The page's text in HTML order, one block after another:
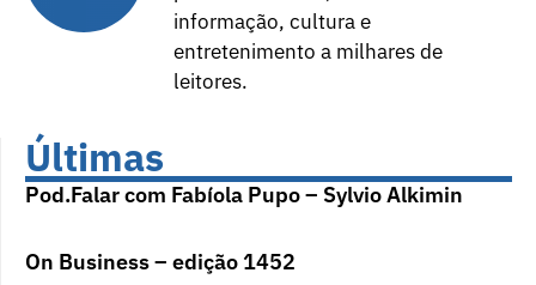
informação, cultura e
entretenimento a milhares de
leitores.
Últimas
Pod.Falar com Fabíola Pupo – Sylvio Alkimin
On Business – edição 1452